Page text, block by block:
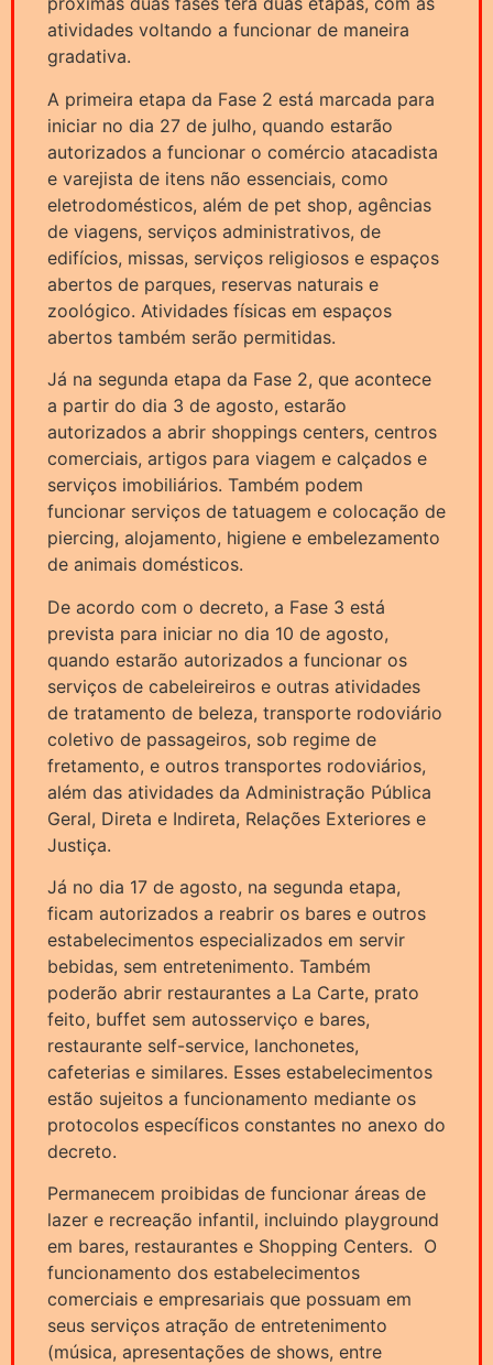
atividades voltando a funcionar de maneira
gradativa.
A primeira etapa da Fase 2 está marcada para
iniciar no dia 27 de julho, quando estarão
autorizados a funcionar o comércio atacadista
e varejista de itens não essenciais, como
eletrodomésticos, além de pet shop, agências
de viagens, serviços administrativos, de
edifícios, missas, serviços religiosos e espaços
abertos de parques, reservas naturais e
zoológico. Atividades físicas em espaços
abertos também serão permitidas.
Já na segunda etapa da Fase 2, que acontece
a partir do dia 3 de agosto, estarão
autorizados a abrir shoppings centers, centros
comerciais, artigos para viagem e calçados e
serviços imobiliários. Também podem
funcionar serviços de tatuagem e colocação de
piercing, alojamento, higiene e embelezamento
de animais domésticos.
De acordo com o decreto, a Fase 3 está
prevista para iniciar no dia 10 de agosto,
quando estarão autorizados a funcionar os
serviços de cabeleireiros e outras atividades
de tratamento de beleza, transporte rodoviário
coletivo de passageiros, sob regime de
fretamento, e outros transportes rodoviários,
além das atividades da Administração Pública
Geral, Direta e Indireta, Relações Exteriores e
Justiça.
Já no dia 17 de agosto, na segunda etapa,
ficam autorizados a reabrir os bares e outros
estabelecimentos especializados em servir
bebidas, sem entretenimento. Também
poderão abrir restaurantes a La Carte, prato
feito, buffet sem autosserviço e bares,
restaurante self-service, lanchonetes,
cafeterias e similares. Esses estabelecimentos
estão sujeitos a funcionamento mediante os
protocolos específicos constantes no anexo do
decreto.
Permanecem proibidas de funcionar áreas de
lazer e recreação infantil, incluindo playground
em bares, restaurantes e Shopping Centers. O
funcionamento dos estabelecimentos
comerciais e empresariais que possuam em
seus serviços atração de entretenimento
(música, apresentações de shows, entre